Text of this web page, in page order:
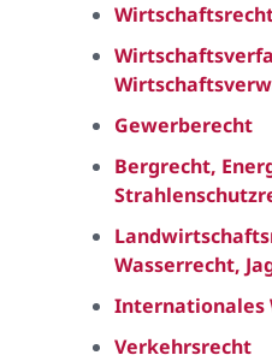
Gewerberecht
Bergrecht,
Wasserrecht,
Internationales
Verkehrsrecht